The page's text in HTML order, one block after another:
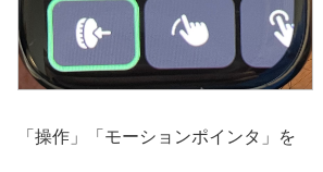
「操作」「モーションポインタ」を